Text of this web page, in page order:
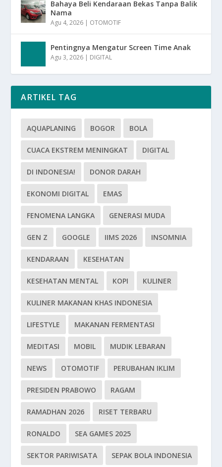
Bahaya Beli Kendaraan Bekas Tanpa Balik
Nama
Agu 4, 2026 | OTOMOTIF
Pentingnya Mengatur Screen Time Anak
Agu 3, 2026 | DIGITAL
ARTIKEL TAG
AQUAPLANING BOGOR BOLA
CUACA EKSTREM MENINGKAT DIGITAL
DI INDONESIA! DONOR DARAH
EKONOMI DIGITAL EMAS
FENOMENA LANGKA GENERASI MUDA
GEN Z GOOGLE IIMS 2026 INSOMNIA
KENDARAAN KESEHATAN
KESEHATAN MENTAL KOPI KULINER
KULINER MAKANAN KHAS INDONESIA
LIFESTYLE MAKANAN FERMENTASI
MEDITASI MOBIL MUDIK LEBARAN
NEWS OTOMOTIF PERUBAHAN IKLIM
PRESIDEN PRABOWO RAGAM
RAMADHAN 2026 RISET TERBARU
RONALDO SEA GAMES 2025
SEKTOR PARIWISATA SEPAK BOLA INDONESIA